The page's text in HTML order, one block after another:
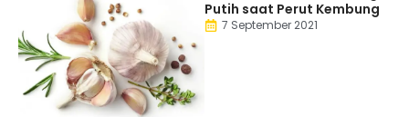
Putih saat Perut Kembung
7 September 2021